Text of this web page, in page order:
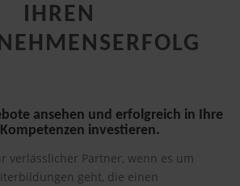
IHREN
ansehen und erfolgreich in Ihre
investieren.
verlässlicher Partner, wenn es um
geht, die einen